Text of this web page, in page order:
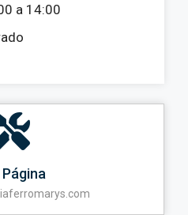
a 14:00